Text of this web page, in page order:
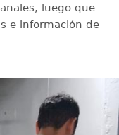
luego que
e información de